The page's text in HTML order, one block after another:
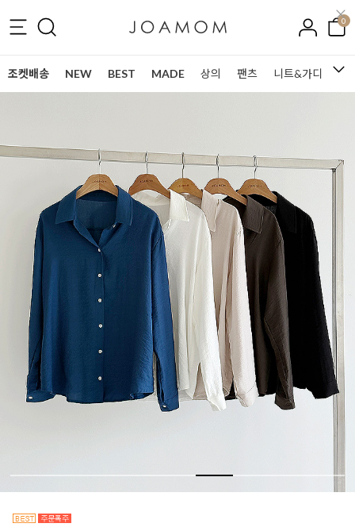
0
조켓배송 NEW BEST MADE 상의 팬츠 니트&가디건